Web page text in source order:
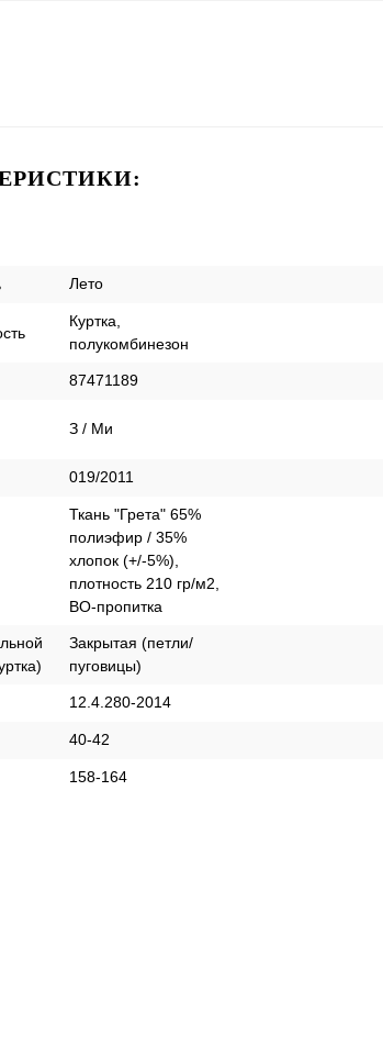
Лето
Куртка,
полукомбинезон
87471189
З / Ми
019/2011
Ткань "Грета" 65%
полиэфир / 35%
хлопок (+/-5%),
плотность 210 гр/м2,
ВО-пропитка
Закрытая (петли/
пуговицы)
12.4.280-2014
40-42
158-164